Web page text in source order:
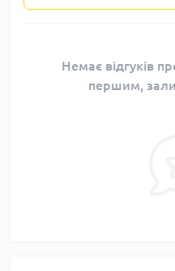
Немає відгуків
першим,